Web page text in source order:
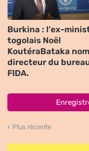
Burkina : l'ex-
togolais Noël
KoutéraBataka
directeur du
FIDA.
Plus récente